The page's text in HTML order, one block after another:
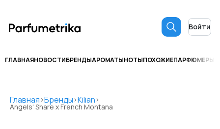
Войти
ГЛАВНАЯНОВОСТИБРЕНДЫАРОМАТЫНОТЫПОХОЖИЕПАРФЮМЕРЫ
Главная >Бренды >Kilian >
Angels' Share x French Montana